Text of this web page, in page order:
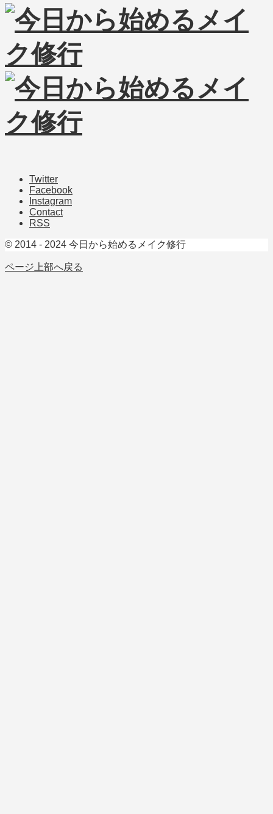
Twitter
Facebook
Instagram
Contact
RSS
© 2014 - 2024 今日から始めるメイク修行
ページ上部へ戻る